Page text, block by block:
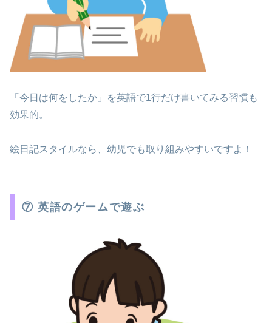
「今日は何をしたか」を英語で1行だけ書いてみる習慣も
効果的。
絵日記スタイルなら、幼児でも取り組みやすいですよ！
⑦ 英語のゲームで遊ぶ